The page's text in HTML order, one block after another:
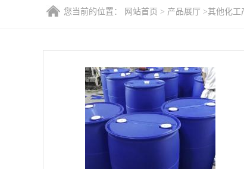
您当前的位置： 网站首页 > 产品展厅 >其他化工